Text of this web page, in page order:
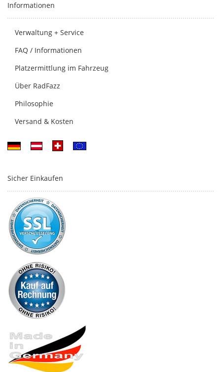
Informationen
Verwaltung + Service
FAQ / Informationen
Platzermittlung im Fahrzeug
Über RadFazz
Philosophie
Versand & Kosten
Sicher Einkaufen